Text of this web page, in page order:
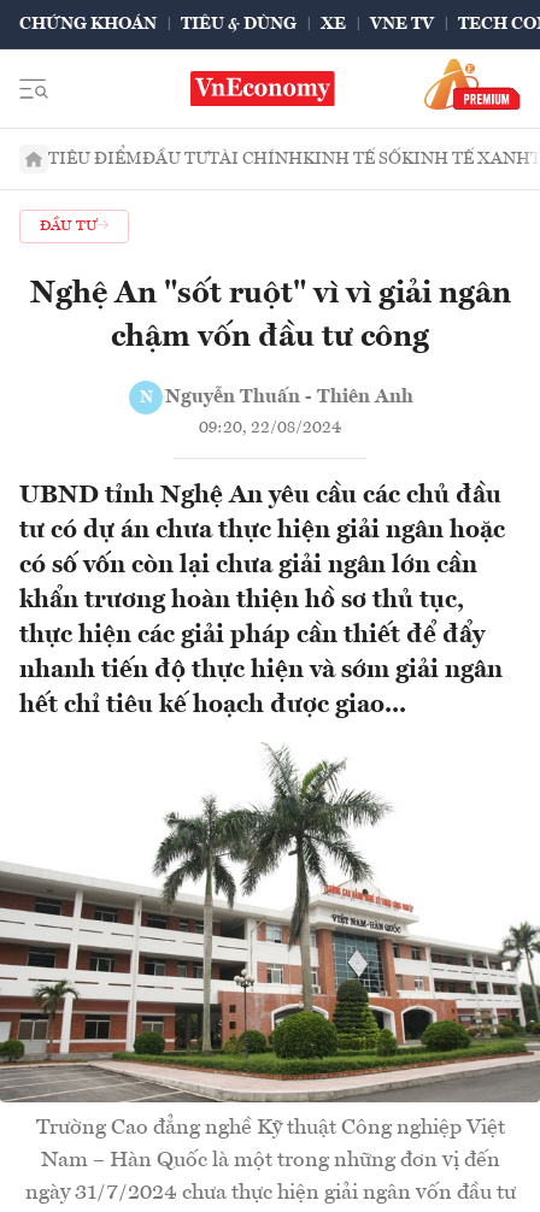
CHỨNG KHOÁN TIÊU & DÙNG XE VNE TV TECH
TIÊU ĐIỂMĐẦU TƯTÀI CHÍNHKINH TẾ SỐKINH TẾ XANH
ĐẦU TƯ
Nghệ An "sốt ruột" vì vì giải ngân
chậm vốn đầu tư công
N Nguyễn Thuấn - Thiên Anh
09:20, 22/08/2024
UBND tỉnh Nghệ An yêu cầu các chủ đầu
tư có dự án chưa thực hiện giải ngân hoặc
có số vốn còn lại chưa giải ngân lớn cần
khẩn trương hoàn thiện hồ sơ thủ tục,
thực hiện các giải pháp cần thiết để đẩy
nhanh tiến độ thực hiện và sớm giải ngân
hết chỉ tiêu kế hoạch được giao...
Trường Cao đẳng nghề Kỹ thuật Công nghiệp Việt
Nam – Hàn Quốc là một trong những đơn vị đến
ngày 31/7/2024 chưa thực hiện giải ngân vốn đầu tư